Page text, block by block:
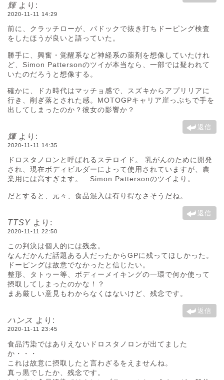
輝 より:
2020-11-11 14:29
前に、クラッチローが、パドックで抜き打ちドーピング検査
をしたほうが良いと語っていた。
勝手に、興奮・覚醒系など神経系の薬剤を想像していたけれ
ど、Simon Pattersonのツイが本当なら、一部では疑われて
いたのだろうと想像する。
確かに、ドカ時代はマッチョ感で、スズキからアプリリアに
行き、削ぎ落とされた感。MOTOGPキャリア崖っぷちで手を
出してしまったのか？彼女の影響か？
返信
輝 より:
2020-11-11 14:35
ドロスタノロンと呼ばれるステロイド。 乳がんのために開発
され、現在ボディビルダーによって使用されていますが、農
業用には高すぎます。 Simon Pattersonのツイより。
だとすると、元々、食品混入は有り得なさそうだね。
返信
TTSY より:
2020-11-11 22:50
この判決は個人的には残念。
なんだかんだ話題ある人だったからGPに残ってほしかった。
ドーピングは故意でなかったと信じたい。
整形、タトゥー等、ボディーメイキングの一環で何か使って
摂取してしまったのかな！？
まあ厳しい意見もわからなくはないけど、残念です。
返信
ハンス より:
2020-11-11 23:45
食品汚染ではありえないドロスタノロンが出てました
か・・・
これは故意に摂取したと言わざるをえませんね。
真っ黒でしたか、残念です。